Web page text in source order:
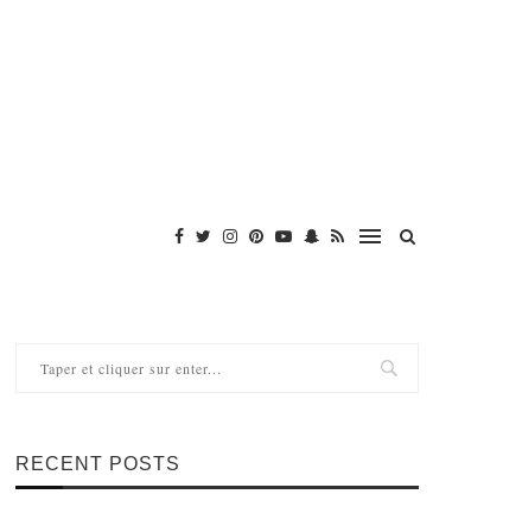
RECENT POSTS